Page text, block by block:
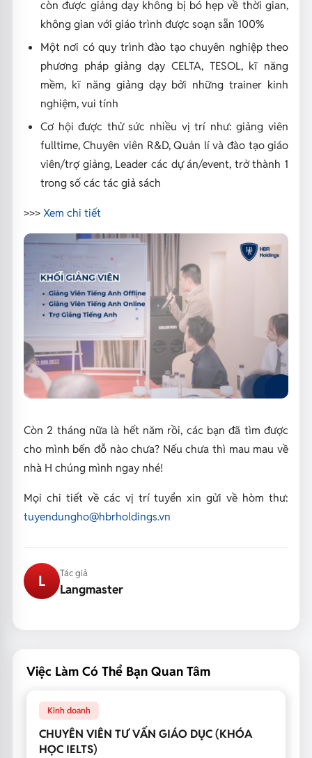
còn được giảng dạy không bị bó hẹp về thời gian,
không gian với giáo trình được soạn sẵn 100%
Một nơi có quy trình đào tạo chuyên nghiệp theo
phương pháp giảng dạy CELTA, TESOL, kĩ năng
mềm, kĩ năng giảng dạy bởi những trainer kinh
nghiệm, vui tính
Cơ hội được thử sức nhiều vị trí như: giảng viên
fulltime, Chuyên viên R&D, Quản lí và đào tạo giáo
viên/trợ giảng, Leader các dự án/event, trở thành 1
trong số các tác giả sách
>>> Xem chi tiết
Còn 2 tháng nữa là hết năm rồi, các bạn đã tìm được
cho mình bến đỗ nào chưa? Nếu chưa thì mau mau về
nhà H chúng mình ngay nhé!
Mọi chi tiết về các vị trí tuyển xin gửi về hòm thư:
tuyendungho@hbrholdings.vn
L Tác giả
Langmaster
Việc Làm Có Thể Bạn Quan Tâm
Kinh doanh
CHUYÊN VIÊN TƯ VẤN GIÁO DỤC (KHÓA
HỌC IELTS)